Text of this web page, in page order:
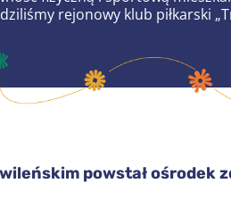
rejonowy klub piłkarski
powstał ośrodek